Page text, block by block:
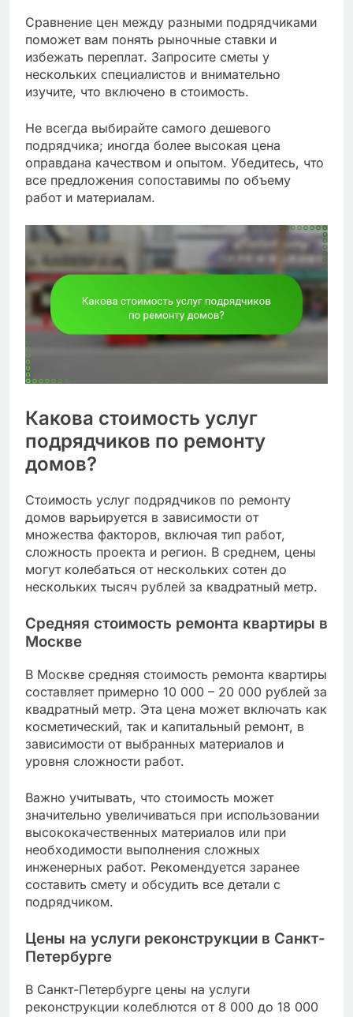
Сравнение цен между разными подрядчиками
поможет вам понять рыночные ставки и
избежать переплат. Запросите сметы у
нескольких специалистов и внимательно
изучите, что включено в стоимость.
Не всегда выбирайте самого дешевого
подрядчика; иногда более высокая цена
оправдана качеством и опытом. Убедитесь, что
все предложения сопоставимы по объему
работ и материалам.
Какова стоимость услуг
подрядчиков по ремонту
домов?
Стоимость услуг подрядчиков по ремонту
домов варьируется в зависимости от
множества факторов, включая тип работ,
сложность проекта и регион. В среднем, цены
могут колебаться от нескольких сотен до
нескольких тысяч рублей за квадратный метр.
Средняя стоимость ремонта квартиры в
Москве
В Москве средняя стоимость ремонта квартиры
составляет примерно 10 000 – 20 000 рублей за
квадратный метр. Эта цена может включать как
косметический, так и капитальный ремонт, в
зависимости от выбранных материалов и
уровня сложности работ.
Важно учитывать, что стоимость может
значительно увеличиваться при использовании
высококачественных материалов или при
необходимости выполнения сложных
инженерных работ. Рекомендуется заранее
составить смету и обсудить все детали с
подрядчиком.
Цены на услуги реконструкции в Санкт-
Петербурге
В Санкт-Петербурге цены на услуги
реконструкции колеблются от 8 000 до 18 000